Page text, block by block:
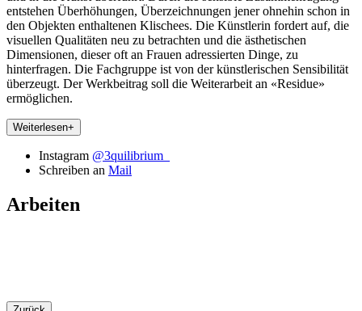
entstehen Überhöhungen, Überzeichnungen jener ohnehin schon in
den Objekten enthaltenen Klischees. Die Künstlerin fordert auf, die
visuellen Qualitäten neu zu betrachten und die ästhetischen
Dimensionen, dieser oft an Frauen adressierten Dinge, zu
hinterfragen. Die Fachgruppe ist von der künstlerischen Sensibilität
überzeugt. Der Werkbeitrag soll die Weiterarbeit an «Residue»
ermöglichen.
Weiterlesen+
Instagram @3quilibrium_
Schreiben an Mail
Arbeiten